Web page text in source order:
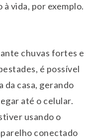
vida, por exemplo.
chuvas fortes e
é possível
da casa, gerando
até o celular.
usando o
conectado